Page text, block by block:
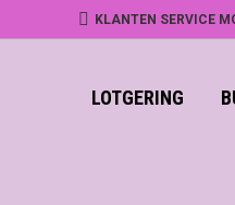
KLANTEN SERVICE
LOTGERING